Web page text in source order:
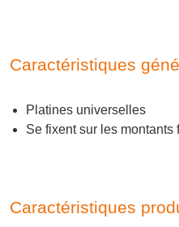
Caractéristiques
Platines universelles
Se fixent sur les montants
Caractéristiques